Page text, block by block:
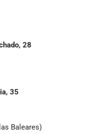
28
35
Baleares)